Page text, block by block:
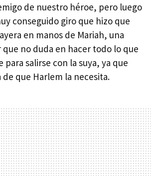
de nuestro héroe, pero luego
conseguido giro que hizo que
en manos de Mariah, una
que no duda en hacer todo lo que
para salirse con la suya, ya que
que Harlem la necesita.